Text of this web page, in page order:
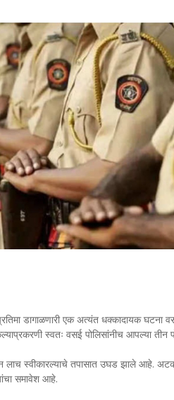
डागाळणारी एक अत्यंत धक्कादायक
स्वतः वसई पोलिसांनीच आपल्या तीन
लाच स्वीकारल्याचे तपासात उघड झाले आहे.
समावेश आहे.